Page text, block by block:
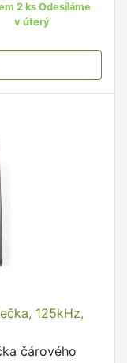
2 ks Odesíláme
v úterý
125kHz,
čárového